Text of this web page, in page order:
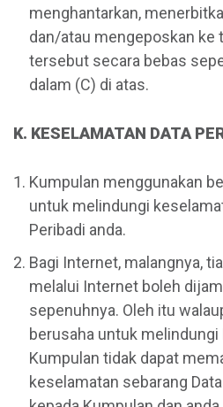
menghantarkan,
dan/atau mengeposkan ke
tersebut secara bebas
dalam (C) di atas.
K. KESELAMATAN DATA
Kumpulan menggunakan
untuk melindungi
Peribadi anda.
Bagi Internet, malangnya,
melalui Internet boleh
sepenuhnya. Oleh itu
berusaha untuk
Kumpulan tidak dapat
keselamatan sebarang